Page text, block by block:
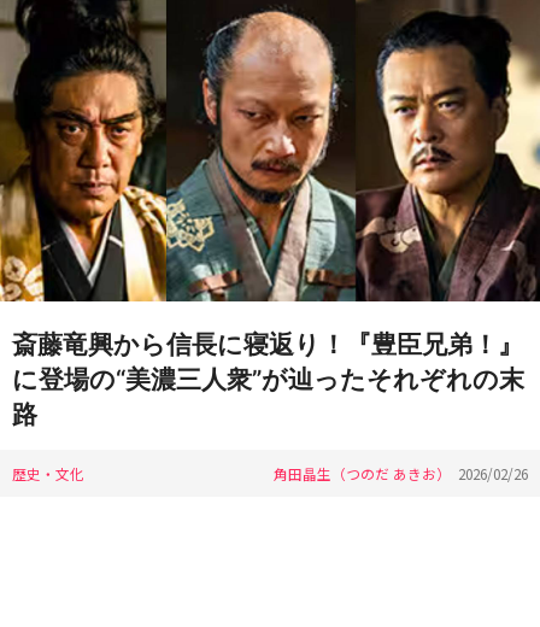
斎藤竜興から信長に寝返り！『豊臣兄弟！』
に登場の“美濃三人衆”が辿ったそれぞれの末
路
歴史・文化 角田晶生（つのだ あきお） 2026/02/26